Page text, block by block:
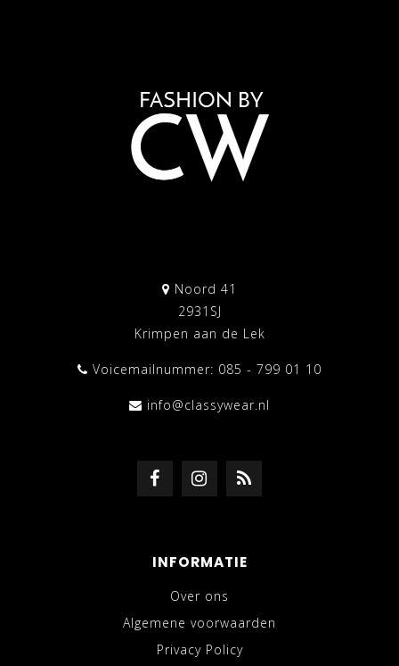
Noord 41
2931SJ
Krimpen aan de Lek
Voicemailnummer: 085 - 799 01 10
info@classywear.nl
INFORMATIE
Over ons
Algemene voorwaarden
Privacy Policy